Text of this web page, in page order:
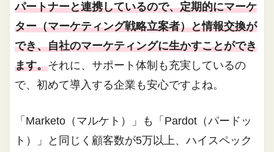
パートナーと連携しているので、定期的にマーケ
ター（マーケティング戦略立案者）と情報交換が
でき、自社のマーケティングに生かすことができ
ます。それに、サポート体制も充実しているの
で、初めて導入する企業も安心ですよね。
「Marketo（マルケト）」も「Pardot（パードッ
ト）」と同じく顧客数が5万以上、ハイスペック